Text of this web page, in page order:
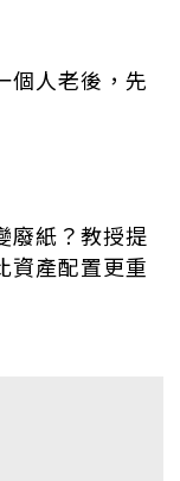
個人老後，先
廢紙？教授提
資產配置更重